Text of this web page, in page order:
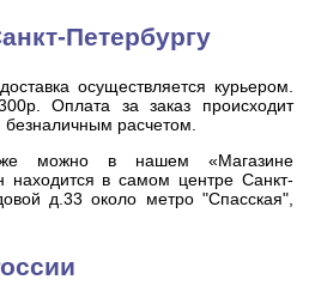
Петербургу
осуществляется курьером.
Оплата за заказ происходит
расчетом.
можно в нашем «Магазине
находится в самом центре Санкт-
д.33 около метро "Спасская",